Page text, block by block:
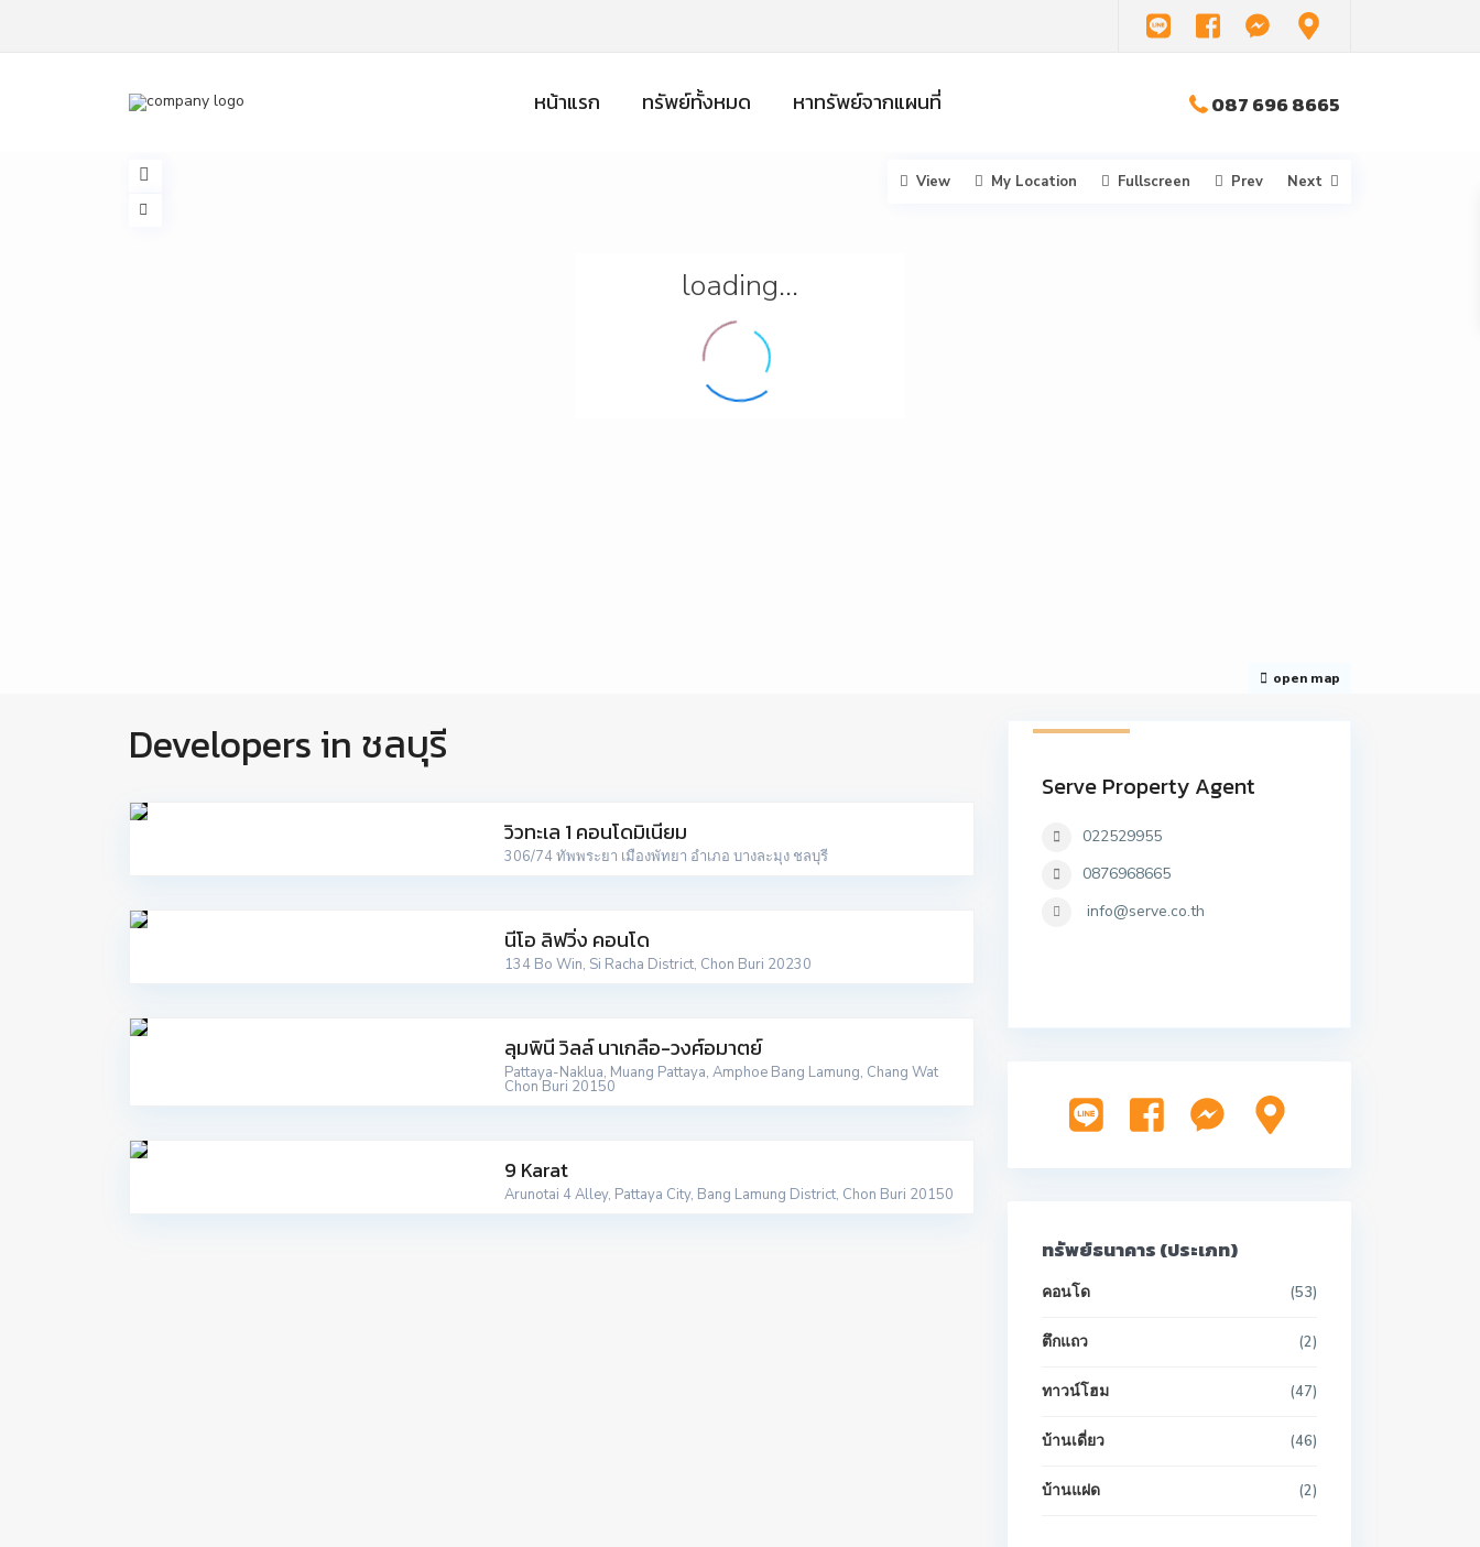
087 696 8665
หน้าแรก ทรัพย์ทั้งหมด หาทรัพย์จากแผนที่
loading...
open map
View My Location Fullscreen Prev Next
Developers in ชลบุรี
วิวทะเล 1 คอนโดมิเนียม
306/74 ทัพพระยา เมืองพัทยา อำเภอ บางละมุง ชลบุรี
นีโอ ลิฟวิ่ง คอนโด
134 Bo Win, Si Racha District, Chon Buri 20230
ลุมพินี วิลล์ นาเกลือ-วงศ์อมาตย์
Pattaya-Naklua, Muang Pattaya, Amphoe Bang Lamung, Chang Wat
Chon Buri 20150
9 Karat
Arunotai 4 Alley, Pattaya City, Bang Lamung District, Chon Buri 20150
Serve Property Agent
022529955
0876968665
info@serve.co.th
ทรัพย์ธนาคาร (ประเภท)
คอนโด (53)
ตึกแถว (2)
ทาวน์โฮม (47)
บ้านเดี่ยว (46)
บ้านแฝด (2)